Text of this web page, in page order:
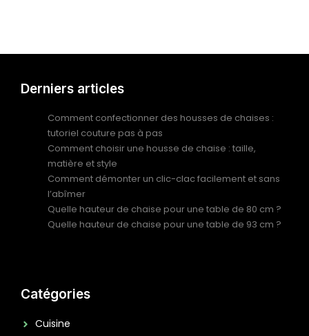
Derniers articles
Comment confectionner des housses de chaises :
tutoriel couture pas à pas
Comment choisir une housse de chaise : taille,
matière et style
Comment démonter un clic-clac facilement et sans
l’abîmer
Quelle hauteur de chaise pour une table de 80 cm ?
Quelle hauteur de chaise pour une table de 93 cm ?
Catégories
Cuisine